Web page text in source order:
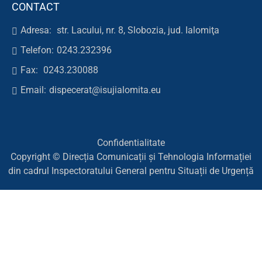
CONTACT
Adresa: str. Lacului, nr. 8, Slobozia, jud. Ialomiţa
Telefon: 0243.232396
Fax: 0243.230088
Email: dispecerat@isujialomita.eu
Confidentialitate
Copyright © Direcția Comunicații și Tehnologia Informației
din cadrul Inspectoratului General pentru Situații de Urgență